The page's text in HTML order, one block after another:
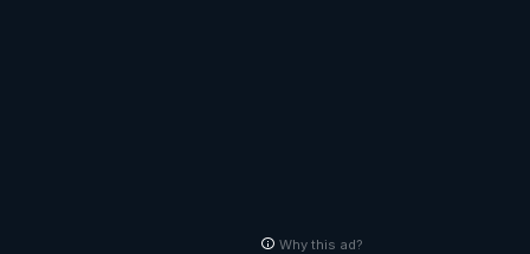
Why this ad?